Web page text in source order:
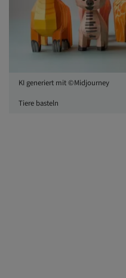
KI generiert mit ©Midjourney
Tiere basteln